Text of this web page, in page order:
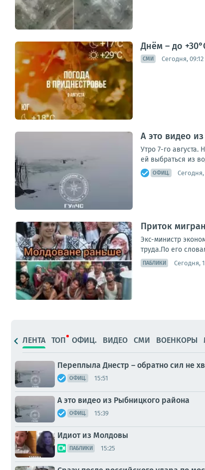
Днём – до
СМИ Сегодня, 09:12
А это видео
Утро 7-го
ей выбраться из
ОФИЦ. Сегодня,
Приток
Экс-министр
труда.По его
ПАБЛИКИ Сегодня,
ЛЕНТА ТОП ОФИЦ. ВИДЕО СМИ ВОЕНКОРЫ
Переплыла Днестр – обратно сил не
ОФИЦ. 15:51
А это видео из Рыбницкого района
ОФИЦ. 15:39
Идиот из Молдовы
ПАБЛИКИ 15:25